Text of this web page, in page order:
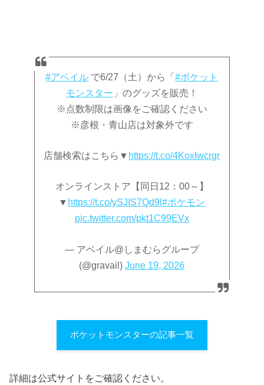
#アベイル で6/27（土）から「#ポケット
モンスター 」のグッズを販売！
※点数制限は画像をご確認ください
※彦根・青山店は対象外です
店舗検索はこちら▼ https://t.co/4KoxIwcrgr
オンラインストア【同日12：00～】
▼ https://t.co/ySJIS7Qd9l#ポケモン
pic.twitter.com/pkt1C99EVx
— アベイル@しまむらグループ
(@gravail)June 19, 2026
ポケットモンスターの記事一覧
詳細は公式サイトをご確認ください。